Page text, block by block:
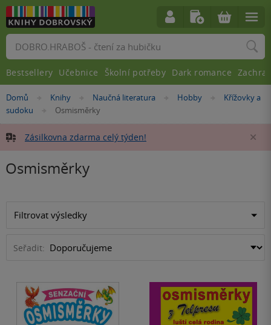
Nacházíte
se
Domů »
Knihy »Naučná literatura »Hobby »
Křížovky a
sudoku
»
Osmisměrky
Zásilkovna zdarma celý týden!
Osmisměrky
Filtrovat výsledky
Seřadit:
Vyhledávání
Bestsellery Učebnice Školní potřeby Dark romance